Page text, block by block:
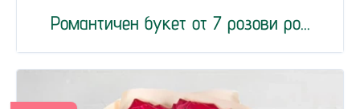
Романтичен букет от 7 розови ро...